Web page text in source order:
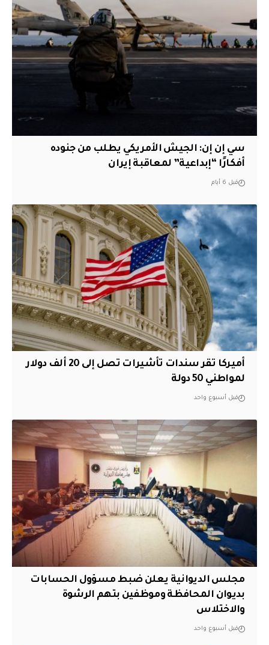
سي إن إن: الجيش الأمريكي يطلب من جنوده
أفكارًا “إبداعية” لمعاقبة إيران
قبل 6 أيام
أميركا تقر سندات تأشيرات تصل إلى 20 ألف دولار
لمواطني 50 دولة
قبل أسبوع واحد
مجلس الديوانية يعلن ضبط مسؤول الحسابات
بديوان المحافظة وموظفين بتهم الرشوة
والاختلاس
قبل أسبوع واحد